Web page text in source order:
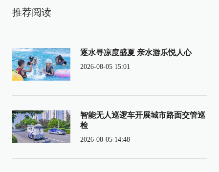
推荐阅读
逐水寻凉度盛夏 亲水游乐悦人心
2026-08-05 15:01
智能无人巡逻车开展城市路面交管巡
检
2026-08-05 14:48